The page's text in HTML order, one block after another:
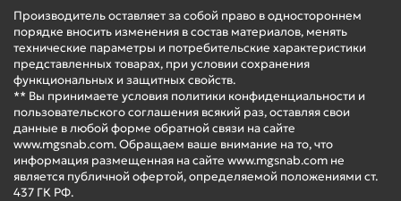
Производитель оставляет за собой право в одностороннем
порядке вносить изменения в состав материалов, менять
технические параметры и потребительские характеристики
представленных товарах, при условии сохранения
функциональных и защитных свойств.
** Вы принимаете условия политики конфиденциальности и
пользовательского соглашения всякий раз, оставляя свои
данные в любой форме обратной связи на сайте
www.mgsnab.com. Обращаем ваше внимание на то, что
информация размещенная на сайте www.mgsnab.com не
является публичной офертой, определяемой положениями ст.
437 ГК РФ.